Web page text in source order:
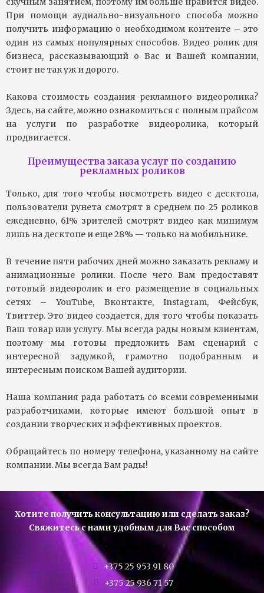
При помощи аудиально-визуального способа можно
получить информацию о необходимом контенте – это
один из самых популярных способов. Видео ролик для
бизнеса, рассказывающий о Вас и Вашей компании,
стоит не так уж и дорого.
Какова стоимость создания рекламного видеоролика?
Здесь, на сайте, можно ознакомиться с полным прайсом
на услуги по разработке видеоролика, который
продвигается.
Преимущества заказа услуг по созданию
рекламных роликов
Только, для того чтобы посмотреть видео с десктопа,
пользователи рунета смотрят в среднем по 25 роликов
ежедневно, 61% зрителей смотрят видео как минимум
лишь на десктопе и еще 28% — только на мобильнике.
В течение пяти рабочих дней можно заказать рекламу и
анимационные ролики. После чего Вам предоставят
готовый видеоролик и его размещение в социальных
сетях – YouTube, Вконтакте, Instagram, Фейсбук,
Твиттер. Это видео создается, для того чтобы показать
Ваш товар или услугу. Мы всегда рады новым клиентам,
поэтому мы готовы предложить Вам сценарий с
интересной задумкой, грамотно подобранным и
интересным поиском Вашей аудитории.
Наша компания рада работать со всеми современными
разработчиками, которые имеют большой опыт в
создании творческих и эффективных проектов.
Обращайтесь по номеру телефона, указанному на сайте
компании. Мы всегда Вам рады!
Хотите получить консультацию или сделать заказ?
Свяжитесь с нами удобным для Вас способом
+375 25 953 91 80
+375 25 936 71 57